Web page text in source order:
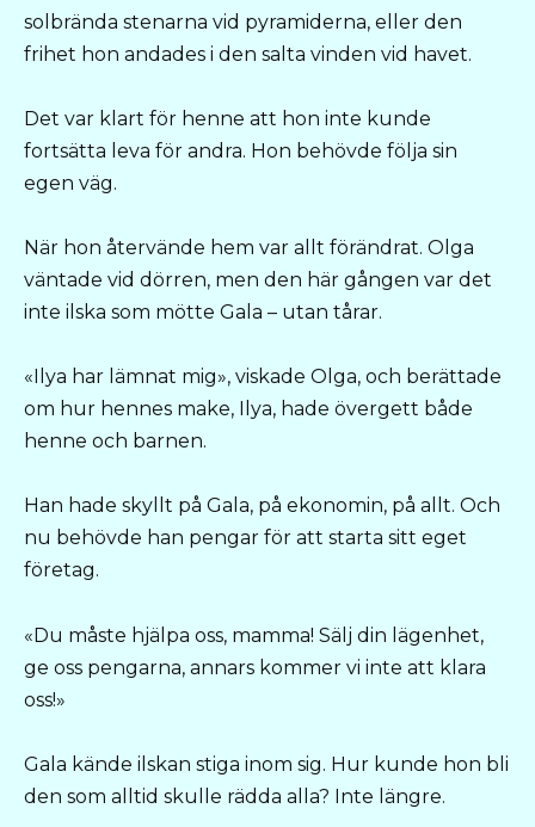
solbrända stenarna vid pyramiderna, eller den
frihet hon andades i den salta vinden vid havet.
Det var klart för henne att hon inte kunde
fortsätta leva för andra. Hon behövde följa sin
egen väg.
När hon återvände hem var allt förändrat. Olga
väntade vid dörren, men den här gången var det
inte ilska som mötte Gala – utan tårar.
«Ilya har lämnat mig», viskade Olga, och berättade
om hur hennes make, Ilya, hade övergett både
henne och barnen.
Han hade skyllt på Gala, på ekonomin, på allt. Och
nu behövde han pengar för att starta sitt eget
företag.
«Du måste hjälpa oss, mamma! Sälj din lägenhet,
ge oss pengarna, annars kommer vi inte att klara
oss!»
Gala kände ilskan stiga inom sig. Hur kunde hon bli
den som alltid skulle rädda alla? Inte längre.